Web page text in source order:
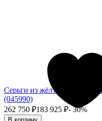
Серьги из жёлтого золота
(045990)
262 750 ₽183 925 ₽- 30%